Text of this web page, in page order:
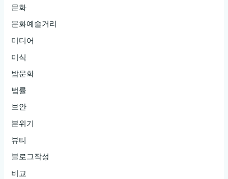
문화
문화예술거리
미디어
미식
밤문화
법률
보안
분위기
뷰티
블로그작성
비교